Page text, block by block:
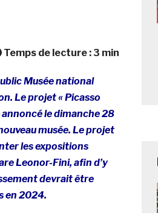
Temps de lecture : 3 min
Musée national
Le projet « Picasso
annoncé le dimanche 28
musée. Le projet
les expositions
Leonor-Fini, afin d’y
devrait être
en 2024.